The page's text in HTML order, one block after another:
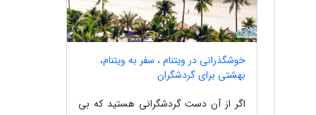
خوشگذرانی در ویتنام ، سفر به ویتنام،
بهشتی برای گردشگران
اگر از آن دست گردشگرانی هستید که بی